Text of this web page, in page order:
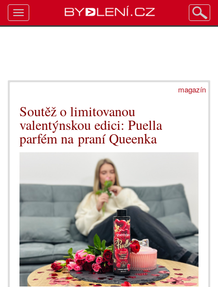
magazín
Soutěž o limitovanou
valentýnskou edici: Puella
parfém na praní Queenka
Toggle
navigation